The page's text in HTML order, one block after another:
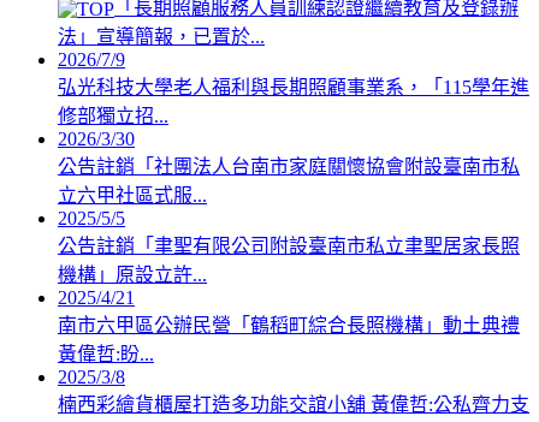
「長期照顧服務人員訓練認證繼續教育及登錄辦
法」宣導簡報，已置於...
2026/7/9
弘光科技大學老人福利與長期照顧事業系，「115學年進
修部獨立招...
2026/3/30
公告註銷「社團法人台南市家庭關懷協會附設臺南市私
立六甲社區式服...
2025/5/5
公告註銷「聿聖有限公司附設臺南市私立聿聖居家長照
機構」原設立許...
2025/4/21
南市六甲區公辦民營「鶴稻町綜合長照機構」動土典禮
黃偉哲:盼...
2025/3/8
楠西彩繪貨櫃屋打造多功能交誼小舖 黃偉哲:公私齊力支